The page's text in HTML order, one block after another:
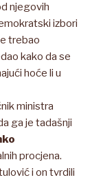
njegovih
izbori
trebao
kako da se
hoće li u
ministra
ga je tadašnji
procjena.
i on tvrdili